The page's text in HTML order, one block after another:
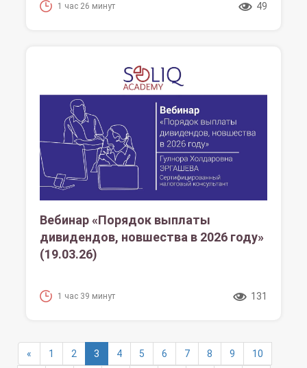
1 час 26 минут 49
Вебинар «Порядок выплаты
дивидендов, новшества в 2026 году»
(19.03.26)
1 час 39 минут 131
« 1 2 3 (текущая)
4 5 6 7 8 9 10